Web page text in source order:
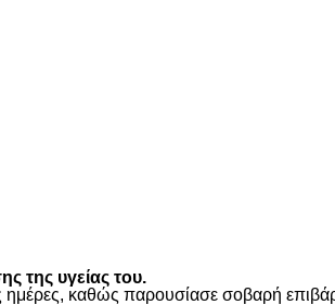
της υγείας του.
ημέρες, καθώς παρουσίασε σοβαρή